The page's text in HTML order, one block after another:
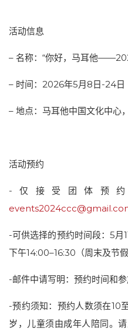
活动信息
– 名称：“你好，马耳他
– 时间：2026年5月8日-24日
– 地点：马耳他中国文化中心
活动预约
-仅接受团体预
-可供选择的预约时间段：5月
下午14:00–16:30（周末及节假
-邮件中请写明：预约时间和
-预约须知：预约人数须在10
岁，儿童须由成年人陪同。